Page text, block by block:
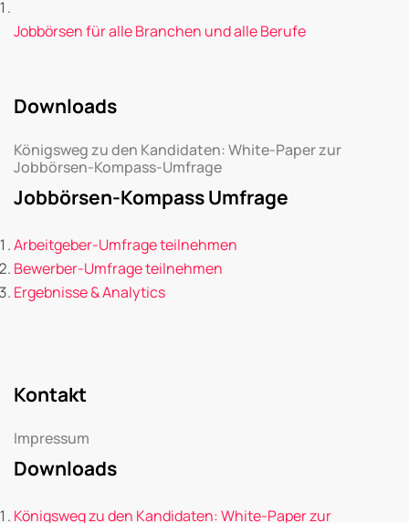
Jobbörsen für alle Branchen und alle Berufe
Downloads
Königsweg zu den Kandidaten: White-Paper zur
Jobbörsen-Kompass-Umfrage
Jobbörsen-Kompass Umfrage
Arbeitgeber-Umfrage teilnehmen
Bewerber-Umfrage teilnehmen
Ergebnisse & Analytics
Kontakt
Impressum
Downloads
Königsweg zu den Kandidaten: White-Paper zur